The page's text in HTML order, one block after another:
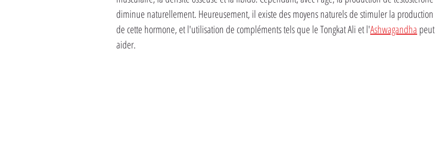
diminue naturellement. Heureusement, il existe des moyens naturels de stimuler la production
de cette hormone, et l'utilisation de compléments tels que le Tongkat Ali et l'Ashwagandha peut
aider.